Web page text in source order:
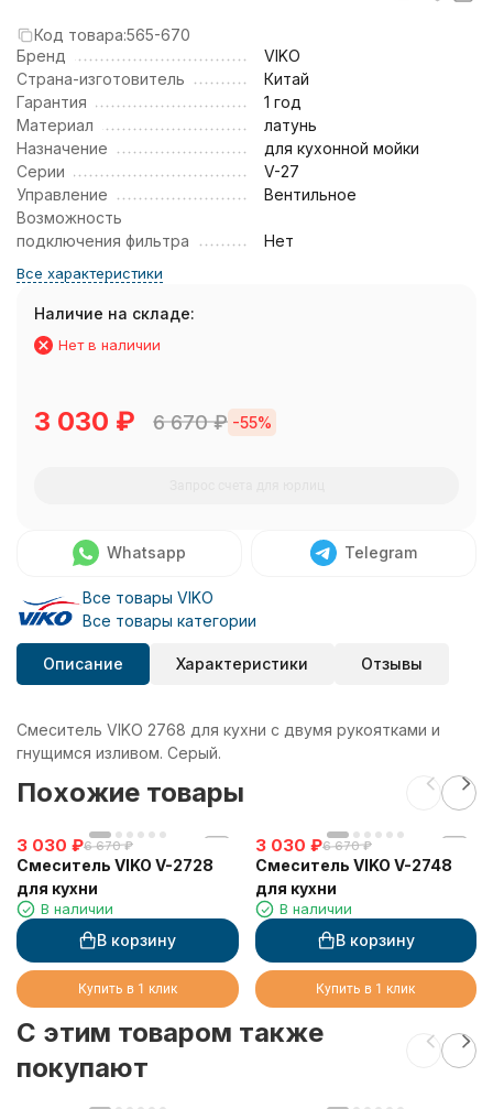
Код товара:565-670
Бренд
VIKO
Страна-изготовитель
Китай
Гарантия
1 год
Материал
латунь
Назначение
для кухонной мойки
Серии
V-27
Управление
Вентильное
Возможность
подключения фильтра
Нет
Все характеристики
Наличие на складе:
Нет в наличии
3 030 ₽ 6 670₽ -55%
Whatsapp Telegram
Все товары VIKO
Все товары категории
Описание Характеристики Отзывы
Смеситель VIKO 2768 для кухни с двумя рукоятками и
гнущимся изливом. Серый.
Похожие товары
3 030 ₽6 670 ₽
Смеситель VIKO V-2728
для кухни
В наличии
В корзину
Купить в 1 клик
3 030 ₽6 670 ₽
Смеситель VIKO V-2748
для кухни
В наличии
В корзину
Купить в 1 клик
C этим товаром также
покупают